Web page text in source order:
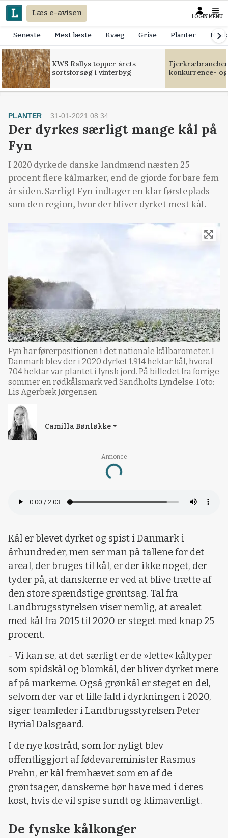
Læs e-avisen LOGIN MENU
Seneste Mest læste Kvæg Grise Planter
KWS Rallys topper årets
sortsforsøg i vinterbyg
konkurrence-
Annonce
Loading...
PLANTER 31-01-2021 08:34
Der dyrkes særligt mange kål på
Fyn
I 2020 dyrkede danske landmænd næsten 25
procent flere kålmarker, end de gjorde for bare fem
år siden. Særligt Fyn indtager en klar førsteplads
som den region, hvor der bliver dyrket mest kål.
Fyn har førerpositionen i det nationale kålbarometer. I
Danmark blev der i 2020 dyrket 1.914 hektar kål, hvoraf
704 hektar var plantet i fynsk jord. På billedet fra forrige
sommer en rødkålsmark ved Sandholts Lyndelse. Foto:
Lis Agerbæk Jørgensen
Camilla Bønløkke
Kål er blevet dyrket og spist i Danmark i
århundreder, men ser man på tallene for det
areal, der bruges til kål, er der ikke noget, der
tyder på, at danskerne er ved at blive trætte af
den store spændstige grøntsag. Tal fra
Landbrugsstyrelsen viser nemlig, at arealet
med kål fra 2015 til 2020 er steget med knap 25
procent.
- Vi kan se, at det særligt er de »lette« kåltyper
som spidskål og blomkål, der bliver dyrket mere
af på markerne. Også grønkål er steget en del,
selvom der var et lille fald i dyrkningen i 2020,
siger teamleder i Landbrugsstyrelsen Peter
Byrial Dalsgaard.
I de nye kostråd, som for nyligt blev
offentliggjort af fødevareminister Rasmus
Prehn, er kål fremhævet som en af de
grøntsager, danskerne bør have med i deres
kost, hvis de vil spise sundt og klimavenligt.
De fynske kålkonger